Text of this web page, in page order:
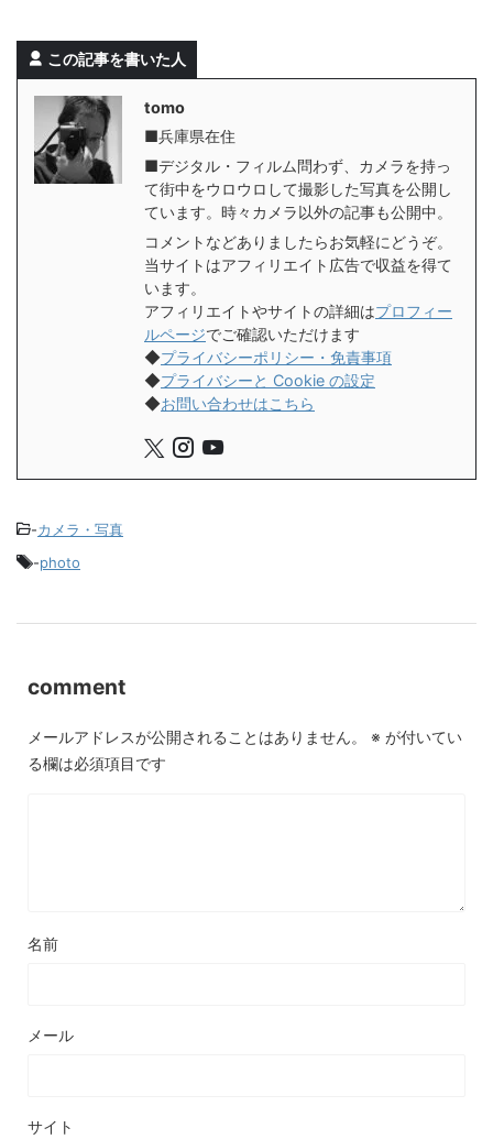
この記事を書いた人
tomo
■兵庫県在住
■デジタル・フィルム問わず、カメラを持っ
て街中をウロウロして撮影した写真を公開し
ています。時々カメラ以外の記事も公開中。
コメントなどありましたらお気軽にどうぞ。
当サイトはアフィリエイト広告で収益を得て
います。
アフィリエイトやサイトの詳細はプロフィー
ルページでご確認いただけます
◆プライバシーポリシー・免責事項
◆プライバシーと Cookie の設定
◆お問い合わせはこちら
-カメラ・写真
-photo
comment
メールアドレスが公開されることはありません。 ※ が付いてい
る欄は必須項目です
名前
メール
サイト